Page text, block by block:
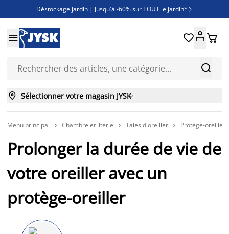
Déstockage jardin | Jusqu'à -60% sur TOUT le jardin* 
Jusqu'à -50% sur une sélection literie
Découvrez les nouveautés de la collection


 
 Sélectionner votre magasin JYSK
Menu principal  Chambre et literie  Taies d'oreiller  Protège-oreillers
Prolonger la durée de vie de
votre oreiller avec un
protège-oreiller